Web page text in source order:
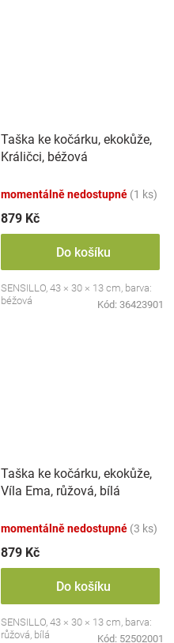
Taška ke kočárku, ekokůže,
Králičci, béžová
momentálně nedostupné (1 ks)
879 Kč
Do košíku
SENSILLO, 43 × 30 × 13 cm, barva:
béžová
Kód: 36423901
Taška ke kočárku, ekokůže,
Víla Ema, růžová, bílá
momentálně nedostupné (3 ks)
879 Kč
Do košíku
SENSILLO, 43 × 30 × 13 cm, barva:
růžová, bílá
Kód: 52502001